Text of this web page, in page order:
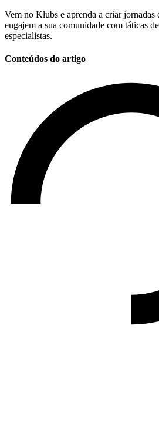
Vem no Klubs e aprenda a criar jornadas
engajem a sua comunidade com táticas
especialistas.
Conteúdos do artigo